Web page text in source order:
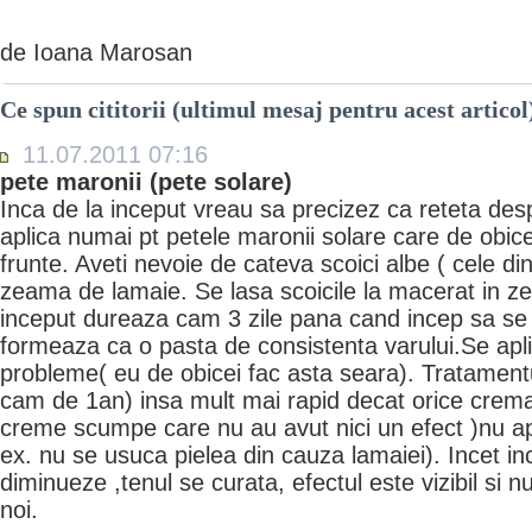
de Ioana Marosan
Ce spun cititorii (ultimul mesaj pentru acest
11.07.2011 07:16
pete maronii (pete solare)
Inca de la inceput vreau sa precizez ca reteta
aplica numai pt petele maronii solare care de
frunte. Aveti nevoie de cateva scoici albe ( cele
zeama de lamaie. Se lasa scoicile la macerat in
inceput dureaza cam 3 zile pana cand incep sa
formeaza ca o pasta de consistenta varului.Se
probleme( eu de obicei fac asta seara).
cam de 1an) insa mult mai rapid decat orice
creme scumpe care nu au avut nici un efect )nu
ex. nu se usuca pielea din cauza lamaiei). Incet
diminueze ,tenul se curata, efectul este vizibil si
noi.